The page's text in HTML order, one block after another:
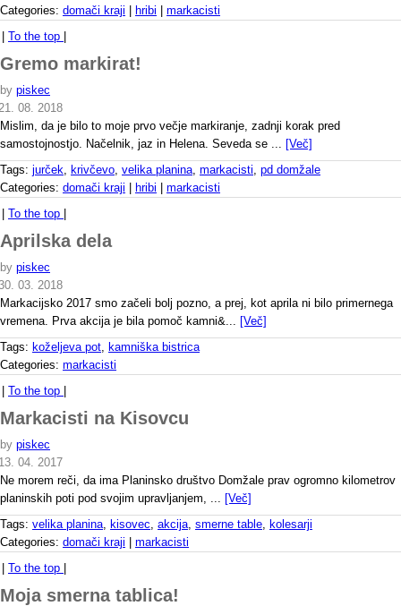
Categories: domači kraji hribi
markacisti
To the top
Gremo markirat!
by piskec
08. 2018
Mislim, da je bilo to moje prvo večje markiranje, zadnji korak pred
samostojnostjo. Načelnik, jaz in Helena. Seveda se ... [Več]
Tags: jurček, krivčevo, velika planina, markacisti, pd domžale
Categories: domači kraji hribi
markacisti
To the top
Aprilska dela
by piskec
03. 2018
Markacijsko 2017 smo začeli bolj pozno, a prej, kot aprila ni bilo primernega
vremena. Prva akcija je bila pomoč kamni&... [Več]
Tags: koželjeva pot, kamniška bistrica
Categories: markacisti
To the top
Markacisti na Kisovcu
by piskec
04. 2017
Ne morem reči, da ima Planinsko društvo Domžale prav ogromno kilometrov
planinskih poti pod svojim upravljanjem, ... [Več]
Tags: velika planina, kisovec, akcija, smerne table, kolesarji
Categories: domači kraji
markacisti
To the top
Moja smerna tablica!